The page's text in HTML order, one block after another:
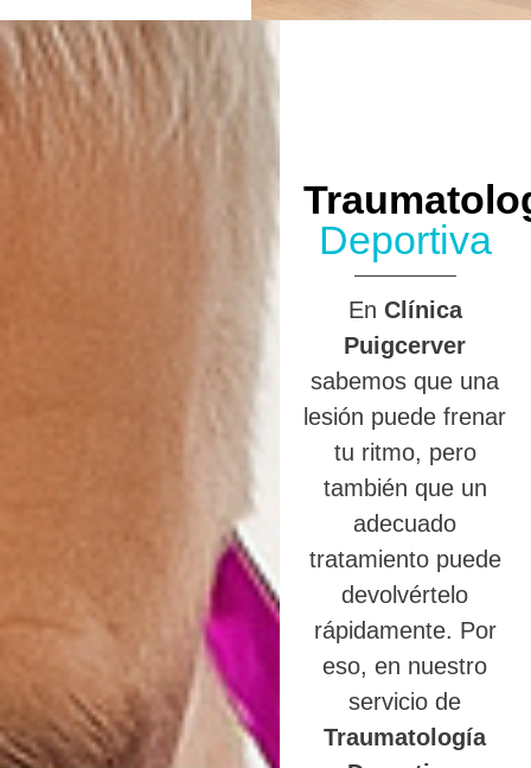
Deportiva
En Clínica
Puigcerver
sabemos que una
lesión puede frenar
tu ritmo, pero
también que un
adecuado
tratamiento puede
devolvértelo
rápidamente. Por
eso, en nuestro
servicio de
Traumatología